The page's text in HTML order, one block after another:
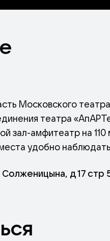
Московского
театра
зал-амфитеатр на
удобно
граждан.
зала сохраненад 17 стр